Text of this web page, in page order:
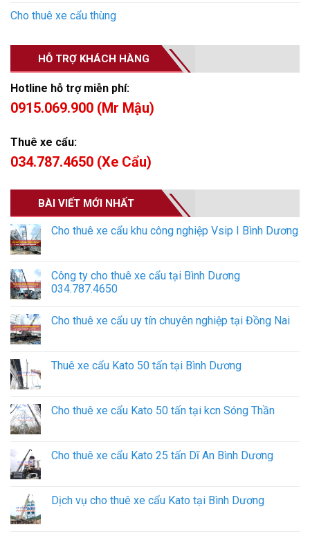
Cho thuê xe cẩu thùng
HỖ TRỢ KHÁCH HÀNG
Hotline hỗ trợ miễn phí:
0915.069.900 (Mr Mậu)
Thuê xe cẩu:
034.787.4650 (Xe Cẩu)
BÀI VIẾT MỚI NHẤT
Cho thuê xe cẩu khu công nghiệp Vsip I Bình Dương
Công ty cho thuê xe cẩu tại Bình Dương
034.787.4650
Cho thuê xe cẩu uy tín chuyên nghiệp tại Đồng Nai
Thuê xe cẩu Kato 50 tấn tại Bình Dương
Cho thuê xe cẩu Kato 50 tấn tại kcn Sóng Thần
Cho thuê xe cẩu Kato 25 tấn Dĩ An Bình Dương
Dịch vụ cho thuê xe cẩu Kato tại Bình Dương